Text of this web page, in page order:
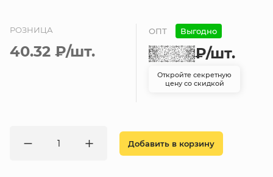
РОЗНИЦА
40.32 ₽/шт.
ОПТ Выгодно
₽/шт.
Откройте секретную
цену со скидкой
Добавить в корзину